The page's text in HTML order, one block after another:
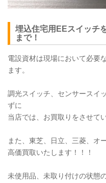
埋込住宅用EEスイッチ
まで！
電設資材は現場において必要
ます。
調光スイッチ、センサースイ
ずに
当店では、お買取りをさせて
また、東芝、日立、三菱、オ
高価買取いたします！！！
未使用品、未取り付けの状態